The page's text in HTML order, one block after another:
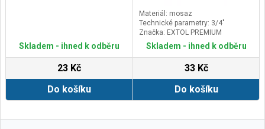
Skladem - ihned k odběru
23 Kč
Do košíku
Materiál: mosaz
Technické parametry: 3/4"
Značka: EXTOL PREMIUM
Skladem - ihned k odběru
33 Kč
Do košíku